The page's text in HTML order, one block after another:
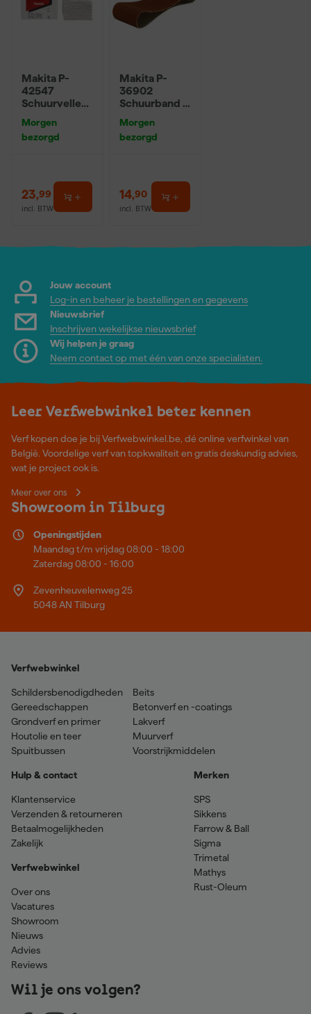
Makita P-
42547
Schuurvellen
K120 (50st)
Morgen
bezorgd
23,99
incl. BTW
Makita P-
36902
Schuurband -
610mm (5st)
Morgen
bezorgd
14,90
incl. BTW
Jouw account
Log-in en beheer je bestellingen en gegevens
Nieuwsbrief
Inschrijven wekelijkse nieuwsbrief
Wij helpen je graag
Neem contact op met één van onze specialisten.
Leer Verfwebwinkel beter kennen
Verf kopen doe je bij Verfwebwinkel.be, dé online verfwinkel van
België. Voordelige verf van topkwaliteit en gratis deskundig advies,
wat je project ook is.
Meer over ons
Showroom in Tilburg
Openingstijden
Maandag t/m vrijdag 08:00 - 18:00
Zaterdag 08:00 - 16:00
Zevenheuvelenweg 25
5048 AN Tilburg
Verfwebwinkel
Schildersbenodigdheden
Gereedschappen
Grondverf en primer
Houtolie en teer
Spuitbussen
Beits
Betonverf en -coatings
Lakverf
Muurverf
Voorstrijkmiddelen
Hulp & contact
Klantenservice
Verzenden & retourneren
Betaalmogelijkheden
Zakelijk
Verfwebwinkel
Over ons
Vacatures
Showroom
Nieuws
Advies
Reviews
Merken
SPS
Sikkens
Farrow & Ball
Sigma
Trimetal
Mathys
Rust-Oleum
Wil je ons volgen?